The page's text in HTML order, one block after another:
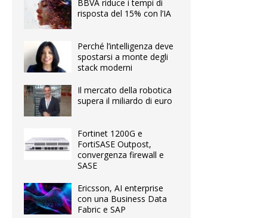
BBVA riduce i tempi di
risposta del 15% con l’IA
Perché l’intelligenza deve
spostarsi a monte degli
stack moderni
Il mercato della robotica
supera il miliardo di euro
Fortinet 1200G e
FortiSASE Outpost,
convergenza firewall e
SASE
Ericsson, AI enterprise
con una Business Data
Fabric e SAP